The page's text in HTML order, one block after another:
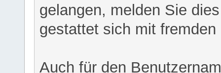
gelangen, melden Sie
gestattet sich mit
Auch für den